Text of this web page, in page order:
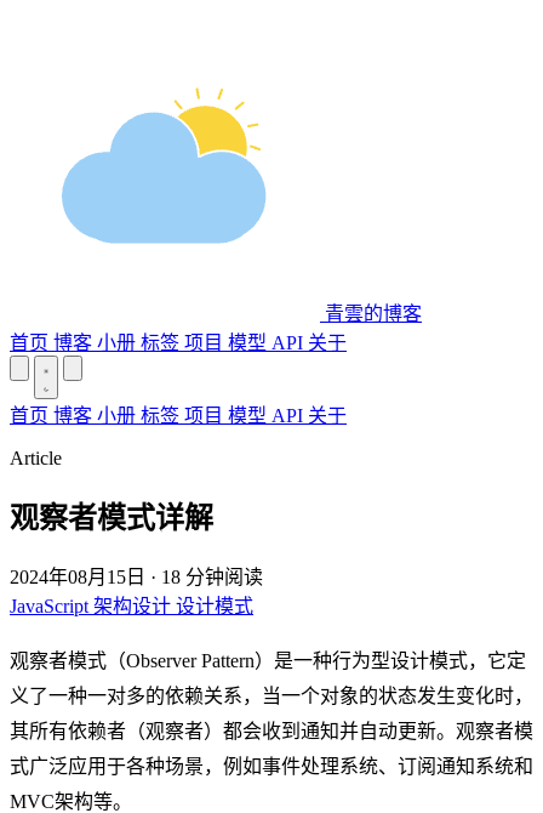
青雲的博客
首页 博客 小册 标签 项目 模型 API 关于
首页 博客 小册 标签 项目 模型 API 关于
Article
观察者模式详解
2024年08月15日 · 18 分钟阅读
JavaScript 架构设计 设计模式
观察者模式（Observer Pattern）是一种行为型设计模式，它定
义了一种一对多的依赖关系，当一个对象的状态发生变化时，
其所有依赖者（观察者）都会收到通知并自动更新。观察者模
式广泛应用于各种场景，例如事件处理系统、订阅通知系统和
MVC架构等。